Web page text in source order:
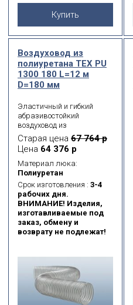
Купить
Воздуховод из
полиуретана ТЕХ PU
1300 180 L=12 м
D=180 мм
Эластичный и гибкий
абразивостойкий
воздуховод из
полиуретана с каркасом
из оцинкованной
высокоуглеродистой
стальной проволоки.
Служит для
транспортировки
абразивных веществ
(пыль, порошок, волокна,
стружка, опилки) и
газообразных сред
(масляные испарения,
сварочный дым).
Старая цена 67 764 р
Цена 64 376 р
Материал люка:
Полиуретан
Срок изготовления : 3-4
рабочих дня.
ВНИМАНИЕ! Изделия,
изготавливаемые под
заказ, обмену и
возврату не подлежат!